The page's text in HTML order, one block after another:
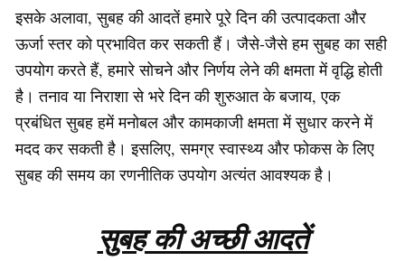
इसके अलावा, सुबह की आदतें हमारे पूरे दिन की उत्पादकता और
ऊर्जा स्तर को प्रभावित कर सकती हैं। जैसे-जैसे हम सुबह का सही
उपयोग करते हैं, हमारे सोचने और निर्णय लेने की क्षमता में वृद्धि होती
है। तनाव या निराशा से भरे दिन की शुरुआत के बजाय, एक
प्रबंधित सुबह हमें मनोबल और कामकाजी क्षमता में सुधार करने में
मदद कर सकती है। इसलिए, समग्र स्वास्थ्य और फोकस के लिए
सुबह की समय का रणनीतिक उपयोग अत्यंत आवश्यक है।
सुबह की अच्छी आदतें